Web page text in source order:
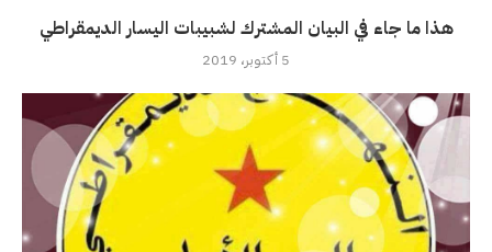
هذا ما جاء في البيان المشترك لشبيبات اليسار الديمقراطي
5 أكتوبر، 2019